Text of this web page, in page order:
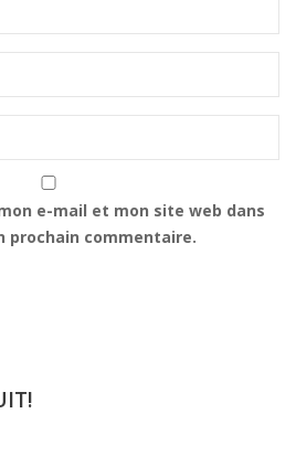
e-mail et mon site web dans
prochain commentaire.